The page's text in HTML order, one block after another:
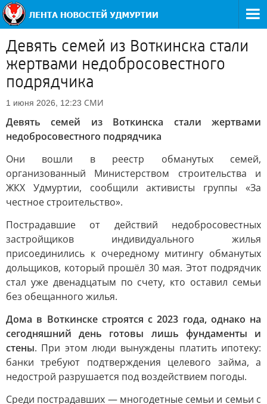
Девять семей из Воткинска стали
жертвами недобросовестного
подрядчика
1 июня 2026, 12:23 СМИ
Девять семей из Воткинска стали жертвами
недобросовестного подрядчика
Они вошли в реестр обманутых семей,
организованный Министерством строительства и
ЖКХ Удмуртии, сообщили активисты группы «За
честное строительство».
Пострадавшие от действий недобросовестных
застройщиков индивидуального жилья
присоединились к очередному митингу обманутых
дольщиков, который прошёл 30 мая. Этот подрядчик
стал уже двенадцатым по счету, кто оставил семьи
без обещанного жилья.
Дома в Воткинске строятся с 2023 года, однако на
сегодняшний день готовы лишь фундаменты и
стены. При этом люди вынуждены платить ипотеку:
банки требуют подтверждения целевого займа, а
недострой разрушается под воздействием погоды.
Среди пострадавших — многодетные семьи и семьи с